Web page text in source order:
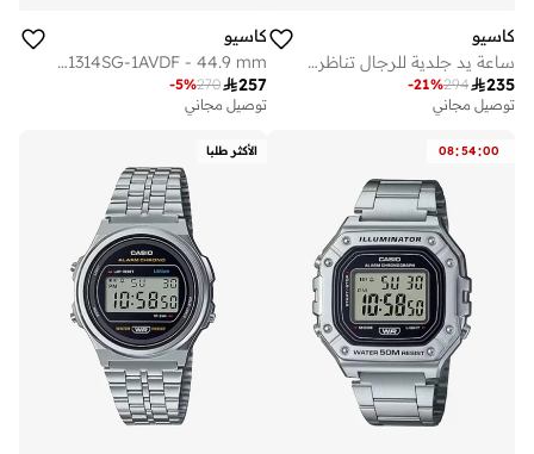
كاسيو
ساعة يد جلدية للرجال تناظرية -- - مم
235
294
-21%
توصيل مجاني
كاسيو
Men's Stainless Steel Analog Watch MTP-1314SG-1AVDF - 44.9 mm
257
270
-5%
توصيل مجاني
08:54:00 الأكثر طلبا